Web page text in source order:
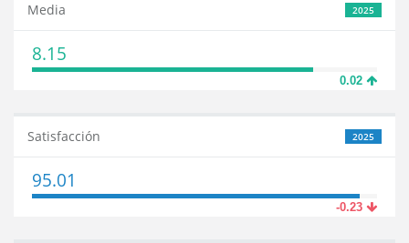
2025
Media
8.15
0.02
2025
Satisfacción
95.01
-0.23